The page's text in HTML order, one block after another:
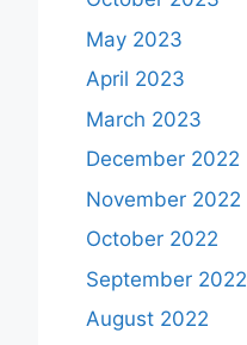
May 2023
April 2023
March 2023
December 2022
November 2022
October 2022
September 2022
August 2022